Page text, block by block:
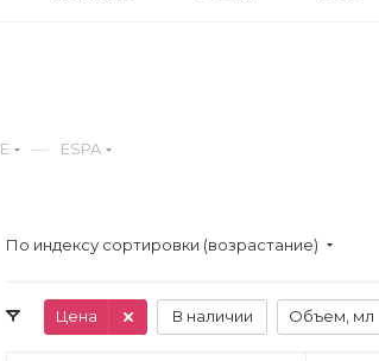
E — ESPA
По индексу сортировки (возрастание)
Цена В наличии Объем, мл